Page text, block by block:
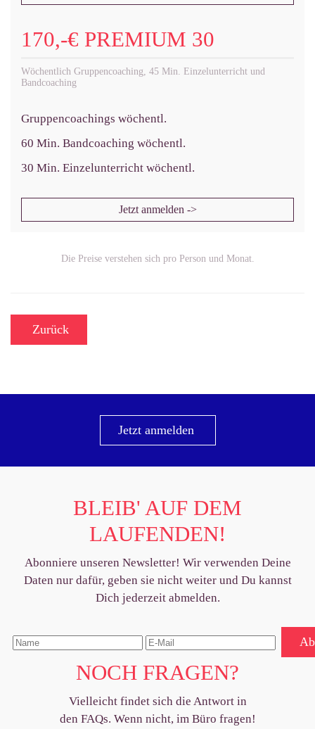
170,-€ PREMIUM 30
Wöchentlich Gruppencoaching, 45 Min. Einzelunterricht und
Bandcoaching
Gruppencoachings wöchentl.
60 Min. Bandcoaching wöchentl.
30 Min. Einzelunterricht wöchentl.
Jetzt anmelden ->
Die Preise verstehen sich pro Person und Monat.
Zurück
Jetzt anmelden
BLEIB' AUF DEM
LAUFENDEN!
Abonniere unseren Newsletter! Wir verwenden Deine
Daten nur dafür, geben sie nicht weiter und Du kannst
Dich jederzeit abmelden.
NOCH FRAGEN?
Vielleicht findet sich die Antwort in
den FAQs. Wenn nicht, im Büro fragen!